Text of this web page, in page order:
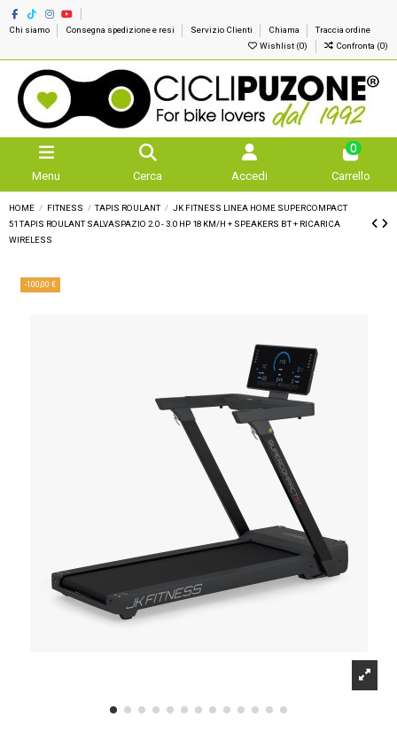
Chi siamo Consegna spedizione e resi Servizio Clienti Chiama
Traccia ordine
Wishlist (0) Confronta (0)
Menu Cerca Accedi
0
Carrello
HOME FITNESS TAPIS ROULANT
JK FITNESS LINEA HOME SUPERCOMPACT
51 TAPIS ROULANT SALVASPAZIO 2.0 - 3.0 HP 18 KM/H + SPEAKERS BT + RICARICA
WIRELESS
-100,00 €